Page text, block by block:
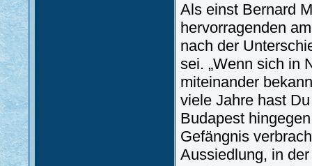
Als einst Bernard
hervorragenden
nach der
sei. „Wenn sich in
miteinander
viele Jahre hast
Budapest
Gefängnis
Aussiedlung, in